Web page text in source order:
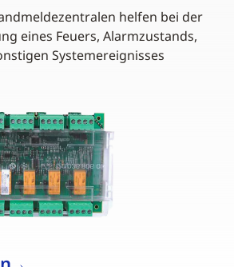
helfen bei der
eines Feuers, Alarmzustands,
Systemereignisses